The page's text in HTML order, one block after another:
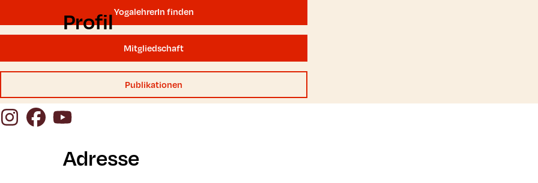
YogalehrerIn finden
Mitgliedschaft
Publikationen
InstagramFacebook
YouTube
Profil
Adresse